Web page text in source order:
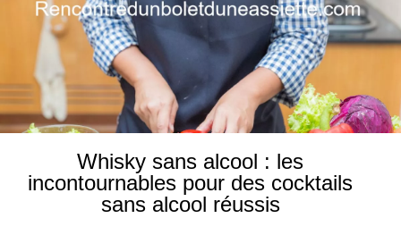
Whisky sans alcool : les
incontournables pour des cocktails
sans alcool réussis